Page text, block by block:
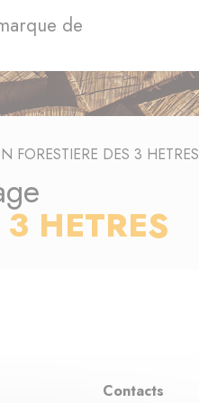
de
FORESTIERE DES 3 HETRES
HETRES
Contacts